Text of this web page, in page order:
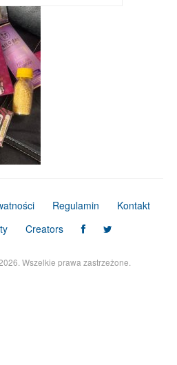
Regulamin
Kontakt
Creators
Wszelkie prawa zastrzeżone.